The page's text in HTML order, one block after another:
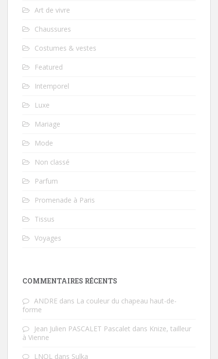
Art de vivre
Chaussures
Costumes & vestes
Featured
Intemporel
Luxe
Mariage
Mode
Non classé
Parfum
Promenade à Paris
Tissus
Voyages
COMMENTAIRES RÉCENTS
ANDRE dans La couleur du chapeau haut-de-
forme
Jean Julien PASCALET Pascalet dans Knize, tailleur
à Vienne
LNOL dans Sulka